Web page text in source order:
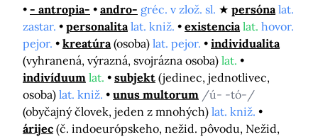
- antropia-
andro- gréc. v zlož. sl. persóna lat.
zastar.
personalita lat. kniž. existencia lat. hovor.
pejor.
kreatúra (osoba) lat. pejor.
individualita
(vyhranená, výrazná, svojrázna osoba) lat.
indivíduum lat. subjekt (jedinec, jednotlivec,
osoba) lat. kniž. unus multorum /ú- -tó-/
(obyčajný človek, jeden z mnohých) lat. kniž.
árijec (č. indoeurópskeho, nežid. pôvodu, Nežid,